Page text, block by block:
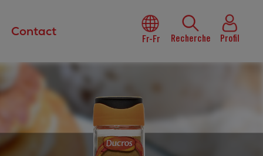
Contact
Fr-Fr Recherche Profil